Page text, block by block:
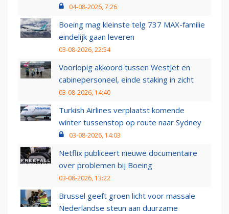
04-08-2026, 7:26
Boeing mag kleinste telg 737 MAX-familie
eindelijk gaan leveren
03-08-2026, 22:54
Voorlopig akkoord tussen WestJet en
cabinepersoneel, einde staking in zicht
03-08-2026, 14:40
Turkish Airlines verplaatst komende
winter tussenstop op route naar Sydney
03-08-2026, 14:03
Netflix publiceert nieuwe documentaire
over problemen bij Boeing
03-08-2026, 13:22
Brussel geeft groen licht voor massale
Nederlandse steun aan duurzame